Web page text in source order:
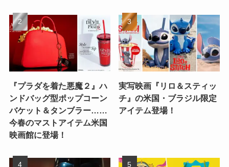
『プラダを着た悪魔２』ハ
ンドバッグ型ポップコーン
バケット＆タンブラー……
今春のマストアイテム米国
映画館に登場！
実写映画『リロ＆スティッ
チ』の米国・ブラジル限定
アイテム登場！